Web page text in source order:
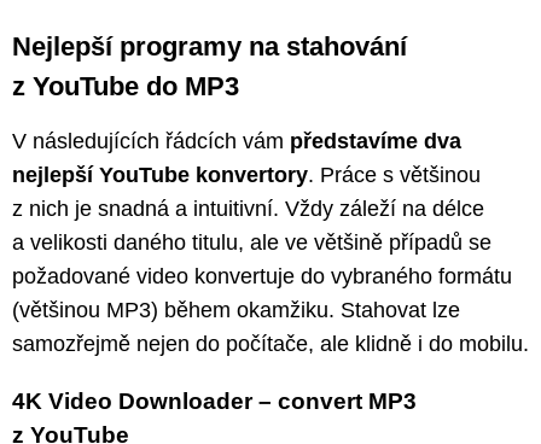
Nejlepší programy na stahování
z YouTube do MP3
V následujících řádcích vám představíme dva
nejlepší YouTube konvertory. Práce s většinou
z nich je snadná a intuitivní. Vždy záleží na délce
a velikosti daného titulu, ale ve většině případů se
požadované video konvertuje do vybraného formátu
(většinou MP3) během okamžiku. Stahovat lze
samozřejmě nejen do počítače, ale klidně i do mobilu.
4K Video Downloader – convert MP3
z YouTube